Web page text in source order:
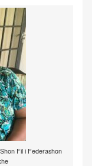
Fil i Federashon